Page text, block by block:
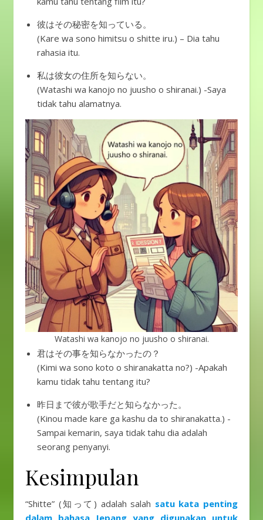
彼はその秘密を知っている。
(Kare wa sono himitsu o shitte iru.) – Dia tahu
rahasia itu.
私は彼女の住所を知らない。
(Watashi wa kanojo no juusho o shiranai.) -Saya
tidak tahu alamatnya.
Watashi wa kanojo no juusho o shiranai.
君はその事を知らなかったの？
(Kimi wa sono koto o shiranakatta no?) -Apakah
kamu tidak tahu tentang itu?
昨日まで彼が歌手だと知らなかった。
(Kinou made kare ga kashu da to shiranakatta.) -
Sampai kemarin, saya tidak tahu dia adalah
seorang penyanyi.
Kesimpulan
“Shitte” (知って) adalah salah satu kata penting
dalam bahasa Jepang yang digunakan untuk